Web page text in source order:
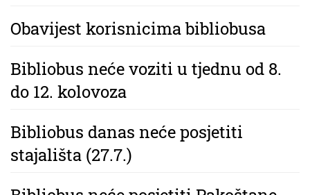
Obavijest korisnicima bibliobusa
Bibliobus neće voziti u tjednu od 8.
do 12. kolovoza
Bibliobus danas neće posjetiti
stajališta (27.7.)